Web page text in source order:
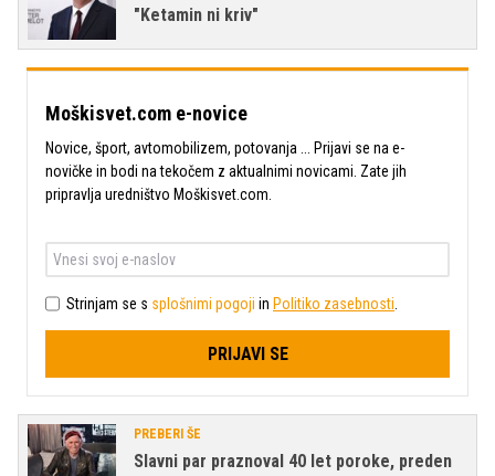
"Ketamin ni kriv"
Moškisvet.com e-novice
Novice, šport, avtomobilizem, potovanja ... Prijavi se na e-
novičke in bodi na tekočem z aktualnimi novicami. Zate jih
pripravlja uredništvo Moškisvet.com.
Strinjam se s splošnimi pogoji in Politiko zasebnosti
PRIJAVI SE
PREBERI ŠE
Slavni par praznoval 40 let poroke, preden